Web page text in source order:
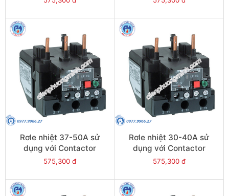
Rơle nhiệt 37-50A sử
dụng với Contactor
LC1E50-E95 - Model
575,300 đ
Rơle nhiệt 30-40A sử
dụng với Contactor
LC1E40-E95 - Model
575,300 đ